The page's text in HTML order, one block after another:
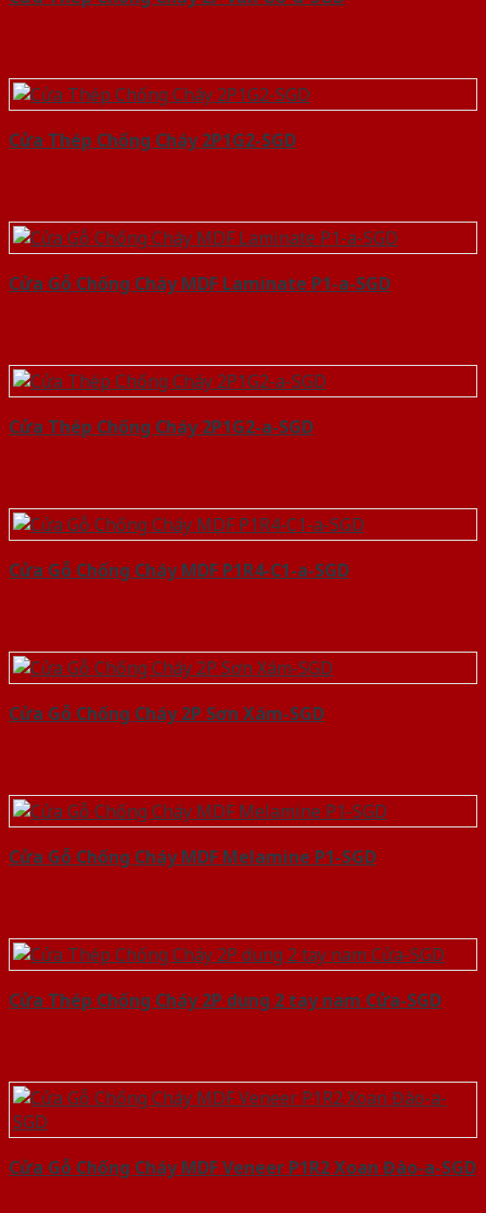
Cửa Thép Chống Cháy 2P1G2-SGD
Cửa Gỗ Chống Cháy MDF Laminate P1-a-SGD
Cửa Thép Chống Cháy 2P1G2-a-SGD
Cửa Gỗ Chống Cháy MDF P1R4-C1-a-SGD
Cửa Gỗ Chống Cháy 2P Sơn Xám-SGD
Cửa Gỗ Chống Cháy MDF Melamine P1-SGD
Cửa Thép Chống Cháy 2P dung 2 tay nam Cửa-SGD
Cửa Gỗ Chống Cháy MDF Veneer P1R2 Xoan Đào-a-SGD